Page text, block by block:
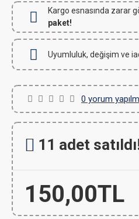
Kargo esnasında zarar
paket!
Uyumluluk, değişim ve
0 yorum
150,00TL
11 adet